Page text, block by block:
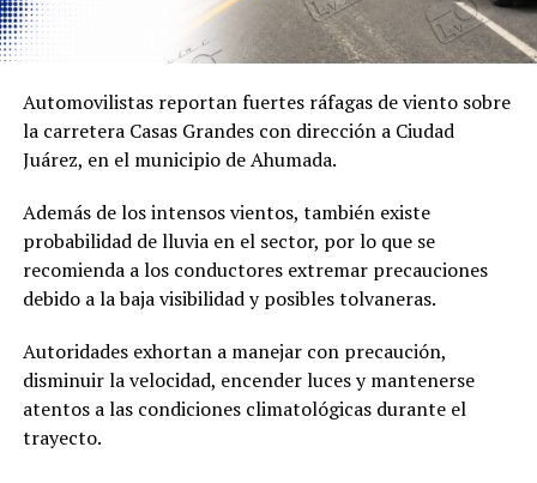
Automovilistas reportan fuertes ráfagas de viento sobre
la carretera Casas Grandes con dirección a Ciudad
Juárez, en el municipio de Ahumada.
Además de los intensos vientos, también existe
probabilidad de lluvia en el sector, por lo que se
recomienda a los conductores extremar precauciones
debido a la baja visibilidad y posibles tolvaneras.
Autoridades exhortan a manejar con precaución,
disminuir la velocidad, encender luces y mantenerse
atentos a las condiciones climatológicas durante el
trayecto.